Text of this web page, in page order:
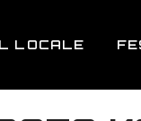
LOCALE